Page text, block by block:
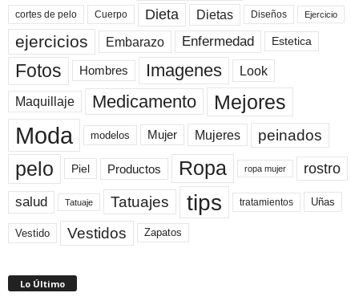
cortes de pelo Cuerpo Dieta Dietas Diseños Ejercicio
ejercicios Embarazo Enfermedad Estetica
Fotos Hombres Imagenes Look
Maquillaje Medicamento Mejores
Moda modelos Mujer Mujeres peinados
pelo Piel Productos Ropa ropa mujer rostro
salud Tatuaje Tatuajes tips tratamientos Uñas
Vestido Vestidos Zapatos
Lo Último